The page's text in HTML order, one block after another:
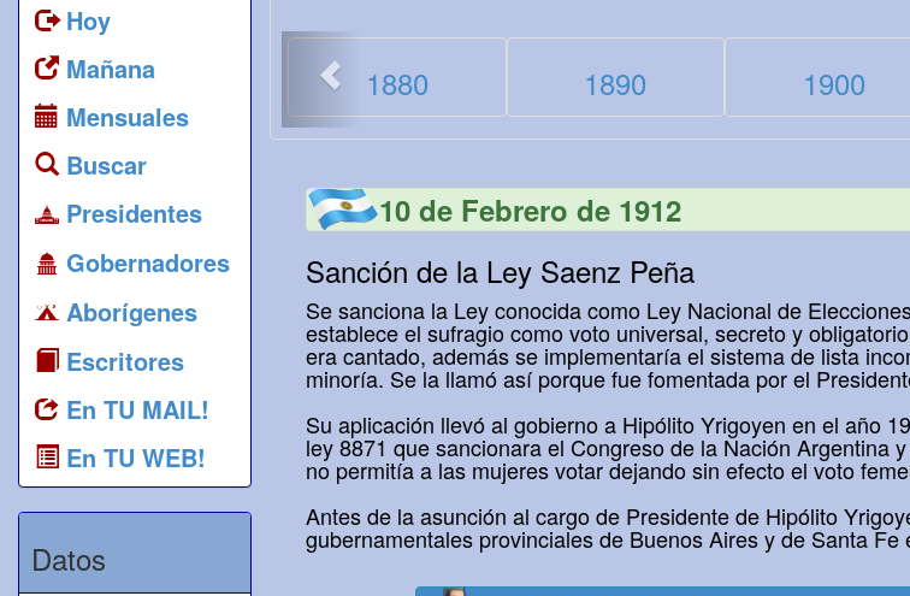
Hoy
Mañana
Mensuales
Buscar
Presidentes
Gobernadores
Aborígenes
Escritores
En TU MAIL!
En TU WEB!
Datos
1880 1890 1900
<
10 de Febrero de 1912
Sanción de la Ley Saenz Peña
Se sanciona la Ley conocida como Ley Nacional de
establece el sufragio como voto universal, secreto y
era cantado, además se implementaría el sistema de lista
minoría. Se la llamó así porque fue fomentada por el
Su aplicación llevó al gobierno a Hipólito Yrigoyen en el año
ley 8871 que sancionara el Congreso de la Nación
no permitía a las mujeres votar dejando sin efecto el voto
Antes de la asunción al cargo de Presidente de Hipólito
gubernamentales provinciales de Buenos Aires y de Santa